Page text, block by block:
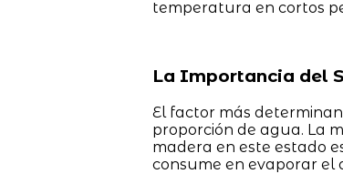
temperatura en cortos
La Importancia del
El factor más
proporción de agua. La
madera en este estado
consume en evaporar